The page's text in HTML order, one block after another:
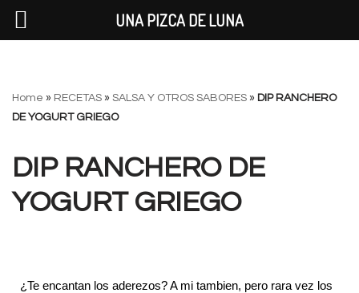
al
contenido
Home » RECETAS » SALSA Y OTROS SABORES » DIP RANCHERO
DE YOGURT GRIEGO
DIP RANCHERO DE
YOGURT GRIEGO
¿Te encantan los aderezos? A mi tambien, pero rara vez los
UNA PIZCA DE LUNA